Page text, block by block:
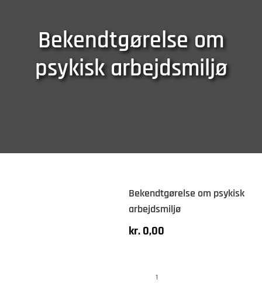
Bekendtgørelse om
psykisk arbejdsmiljø
Bekendtgørelse om psykisk
arbejdsmiljø
kr.0,00